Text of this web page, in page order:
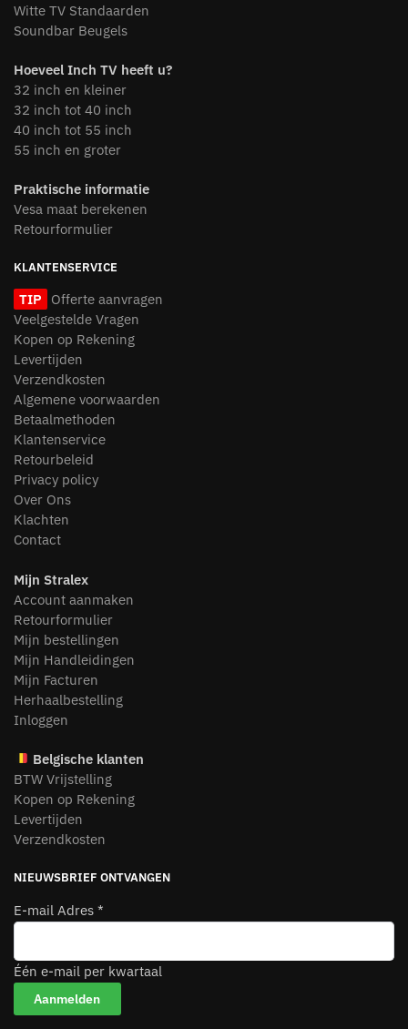
Witte TV Standaarden
Soundbar Beugels
Hoeveel Inch TV heeft u?
32 inch en kleiner
32 inch tot 40 inch
40 inch tot 55 inch
55 inch en groter
Praktische informatie
Vesa maat berekenen
Retourformulier
KLANTENSERVICE
TIP
Offerte aanvragen
Veelgestelde Vragen
Kopen op Rekening
Levertijden
Verzendkosten
Algemene voorwaarden
Betaalmethoden
Klantenservice
Retourbeleid
Privacy policy
Over Ons
Klachten
Contact
Mijn Stralex
Account aanmaken
Retourformulier
Mijn bestellingen
Mijn Handleidingen
Mijn Facturen
Herhaalbestelling
Inloggen
Belgische klanten
BTW Vrijstelling
Kopen op Rekening
Levertijden
Verzendkosten
NIEUWSBRIEF ONTVANGEN
E-mail Adres *
Één e-mail per kwartaal